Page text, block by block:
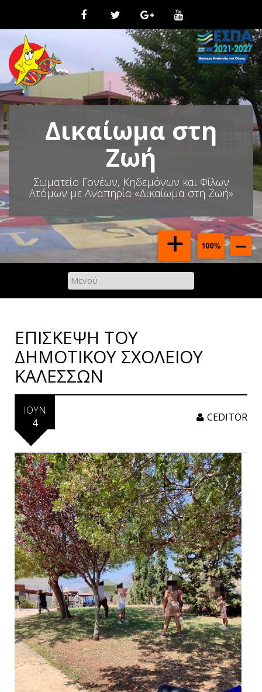
τ
η
σ
τ
ο
π
ε
ρ
χ
ό
μ
ε
ν
ο
Δικαίωμα στη
Ζωή
Σωματείο Γονέων, Κηδεμόνων και Φίλων
Ατόμων με Αναπηρία «Δικαίωμα στη Ζωή»
ΕΠΙΣΚΕΨΗ ΤΟΥ
ΔΗΜΟΤΙΚΟΥ ΣΧΟΛΕΙΟΥ
ΚΑΛΕΣΣΩΝ
ΙΟΎΝ
4
CEDITOR